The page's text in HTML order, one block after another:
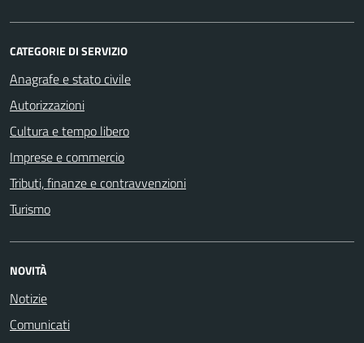
CATEGORIE DI SERVIZIO
Anagrafe e stato civile
Autorizzazioni
Cultura e tempo libero
Imprese e commercio
Tributi, finanze e contravvenzioni
Turismo
NOVITÀ
Notizie
Comunicati